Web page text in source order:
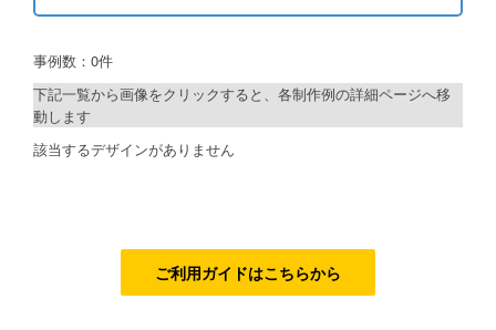
FAQ（よくあるご質問）
資料をダウンロード
制作プランで探す
シルバーコース
事例数：0件
下記一覧から画像をクリックすると、各制作例の詳細ページへ移
動します
該当するデザインがありません
ご利用ガイドはこちらから